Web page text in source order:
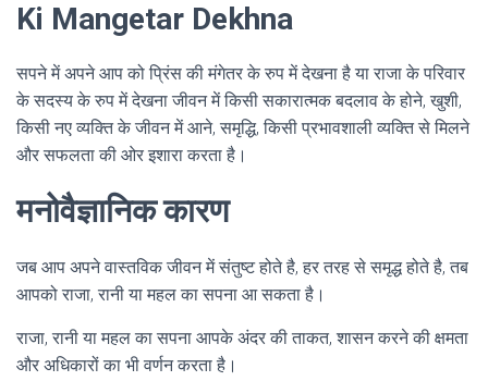
Ki Mangetar Dekhna
सपने में अपने आप को प्रिंस की मंगेतर के रुप में देखना है या राजा के परिवार
के सदस्य के रुप में देखना जीवन में किसी सकारात्मक बदलाव के होने, खुशी,
किसी नए व्यक्ति के जीवन में आने, समृद्धि, किसी प्रभावशाली व्यक्ति से मिलने
और सफलता की ओर इशारा करता है।
मनोवैज्ञानिक कारण
जब आप अपने वास्तविक जीवन में संतुष्ट होते है, हर तरह से समृद्ध होते है, तब
आपको राजा, रानी या महल का सपना आ सकता है।
राजा, रानी या महल का सपना आपके अंदर की ताकत, शासन करने की क्षमता
और अधिकारों का भी वर्णन करता है।